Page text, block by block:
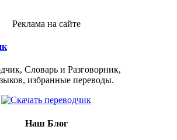
Реклама на сайте
Словарь и Разговорник,
избранные переводы.
Наш Блог